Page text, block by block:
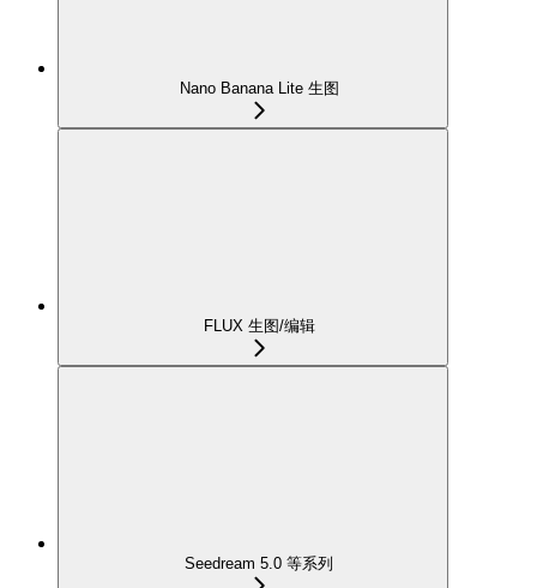
Nano Banana Lite 生图
FLUX 生图/编辑
Seedream 5.0 等系列